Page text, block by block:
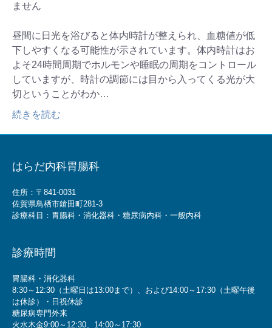
ません
昼間に日光を浴びると体内時計が整えられ、血糖値が低
下しやすくなる可能性が示されています。体内時計はお
よそ24時間周期でホルモンや睡眠の周期をコントロール
していますが、時計の調節には目から入ってくる光が大
切ということがわか…
続きを読む
はらだ内科胃腸科
住所：〒841-0031
佐賀県鳥栖市鎗田町281-3
診療科目：胃腸科・消化器科・糖尿病内科・一般内科
診療時間
胃腸科・消化器科
8:30～12:30（土曜日は13:00まで）、および14:00～17:30（土曜午後
は休診）・日祝休診
糖尿病専門外来
火水木金9:00～12:30、14:00～17:30